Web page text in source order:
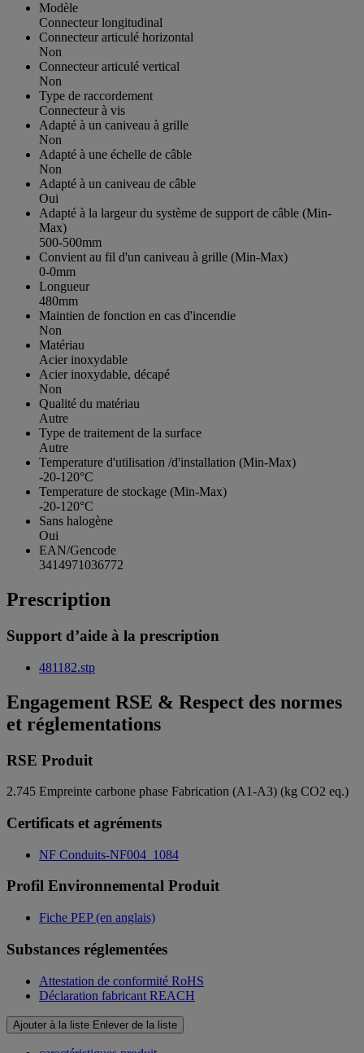
Modèle
Connecteur longitudinal
Connecteur articulé horizontal
Non
Connecteur articulé vertical
Non
Type de raccordement
Connecteur à vis
Adapté à un caniveau à grille
Non
Adapté à une échelle de câble
Non
Adapté à un caniveau de câble
Oui
Adapté à la largeur du système de support de câble (Min-
Max)
500-500mm
Convient au fil d'un caniveau à grille (Min-Max)
0-0mm
Longueur
480mm
Maintien de fonction en cas d'incendie
Non
Matériau
Acier inoxydable
Acier inoxydable, décapé
Non
Qualité du matériau
Autre
Type de traitement de la surface
Autre
Temperature d'utilisation /d'installation (Min-Max)
-20-120°C
Temperature de stockage (Min-Max)
-20-120°C
Sans halogène
Oui
EAN/Gencode
3414971036772
Prescription
Support d’aide à la prescription
481182.stp
Engagement RSE & Respect des normes
et réglementations
RSE Produit
2.745 Empreinte carbone phase Fabrication (A1-A3) (kg CO2 eq.)
Certificats et agréments
NF Conduits-NF004_1084
Profil Environnemental Produit
Fiche PEP (en anglais)
Substances réglementées
Attestation de conformité RoHS
Déclaration fabricant REACH
Ajouter à la liste Enlever de la liste